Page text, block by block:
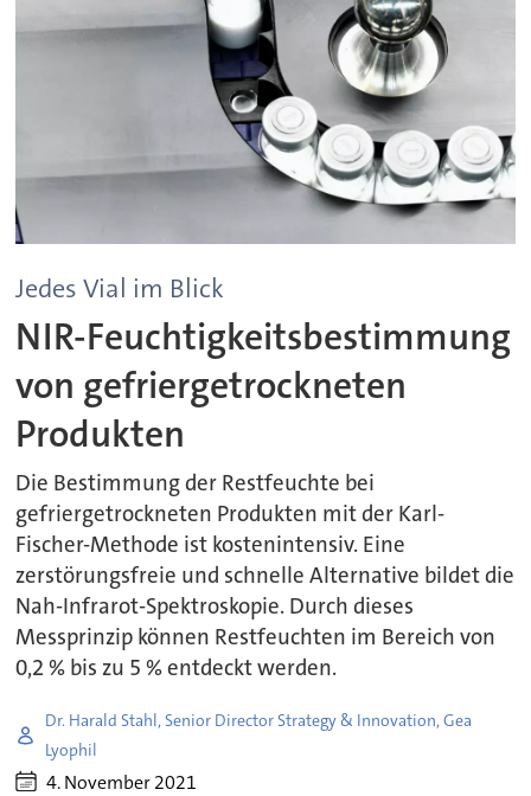
Jedes Vial im Blick
NIR-Feuchtigkeitsbestimmung
von gefriergetrockneten
Produkten
Die Bestimmung der Restfeuchte bei
gefriergetrockneten Produkten mit der Karl-
Fischer-Methode ist kostenintensiv. Eine
zerstörungsfreie und schnelle Alternative bildet die
Nah-Infrarot-Spektroskopie. Durch dieses
Messprinzip können Restfeuchten im Bereich von
0,2 % bis zu 5 % entdeckt werden.
Dr. Harald Stahl, Senior Director Strategy & Innovation, Gea
Lyophil
4. November 2021